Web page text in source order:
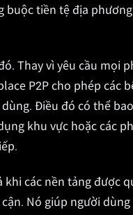
buộc tiền tệ địa
Thay vì yêu cầu mọi
P2P cho phép các
Điều đó có thể
khu vực hoặc các
khi các nền tảng được
Nó giúp người